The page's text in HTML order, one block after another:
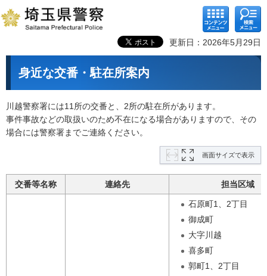
コンテ
ンツメ
ニュー
検索メ
ニュー
更新日：2026年5月29日
身近な交番・駐在所案内
川越警察署には11所の交番と、2所の駐在所があります。
事件事故などの取扱いのため不在になる場合がありますので、その
場合には警察署までご連絡ください。
画面サイズで表示
交番等名称 連絡先 担当区域
石原町1、2丁目
御成町
大字川越
喜多町
郭町1、2丁目